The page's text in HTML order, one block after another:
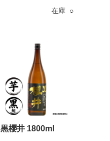
在庫 ○
黒櫻井 1800ml